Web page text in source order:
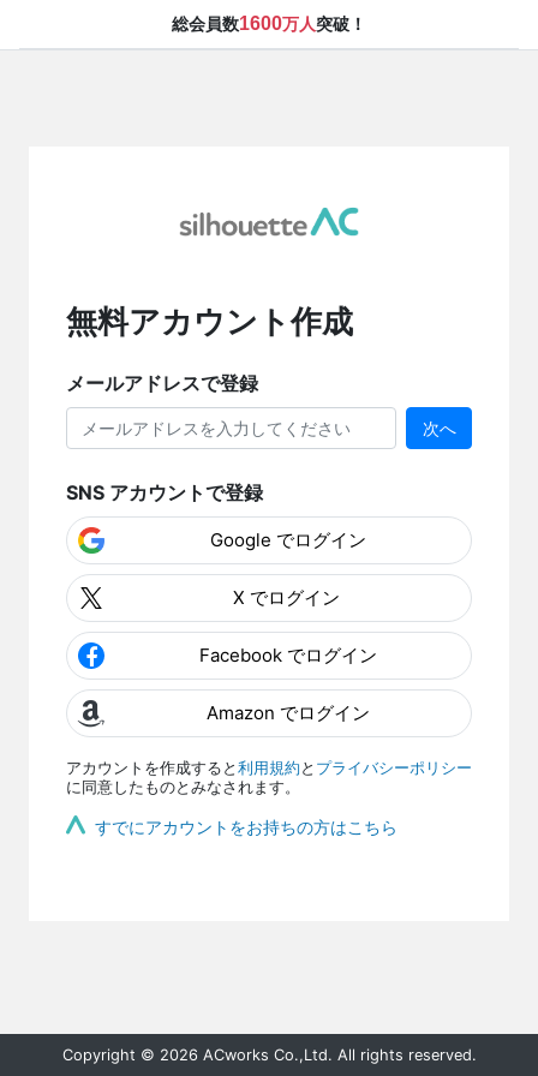
総会員数1600万人突破！
無料アカウント作成
メールアドレスで登録
次へ
SNS アカウントで登録
Google でログイン
X でログイン
Facebook でログイン
Amazon でログイン
アカウントを作成すると 利用規約 と プライバシーポリシー
に同意したものとみなされます。
すでにアカウントをお持ちの方はこちら
Copyright © 2026 ACworks Co.,Ltd. All rights reserved.